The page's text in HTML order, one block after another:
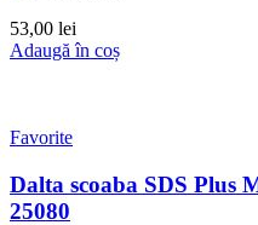
53,00 lei
Adaugă în coș
Favorite
Dalta scoaba SDS Plus
25080